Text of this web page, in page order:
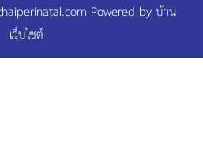
Powered byบ้าน
เว็บไซต์